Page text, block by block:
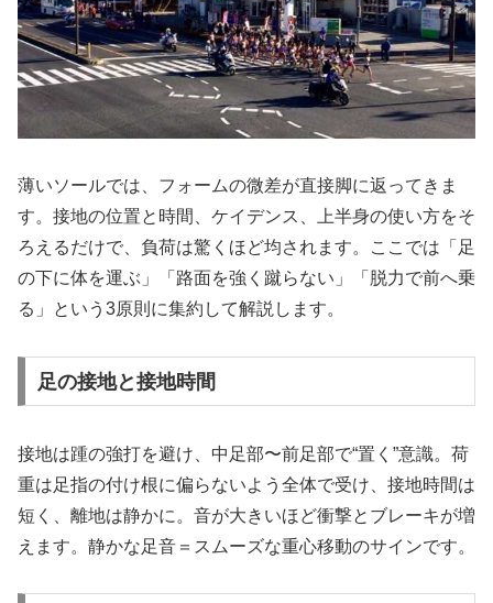
薄いソールでは、フォームの微差が直接脚に返ってきま
す。接地の位置と時間、ケイデンス、上半身の使い方をそ
ろえるだけで、負荷は驚くほど均されます。ここでは「足
の下に体を運ぶ」「路面を強く蹴らない」「脱力で前へ乗
る」という3原則に集約して解説します。
足の接地と接地時間
接地は踵の強打を避け、中足部〜前足部で“置く”意識。荷
重は足指の付け根に偏らないよう全体で受け、接地時間は
短く、離地は静かに。音が大きいほど衝撃とブレーキが増
えます。静かな足音＝スムーズな重心移動のサインです。